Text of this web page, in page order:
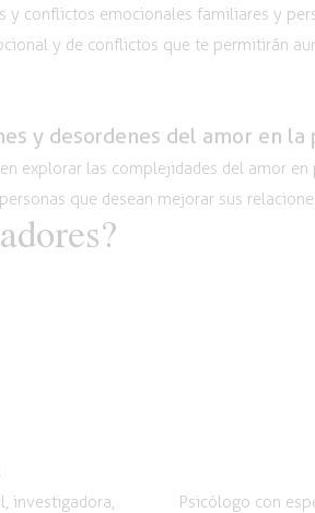
y conflictos emocionales familiares y
y de conflictos que te permitirán
y desordenes del amor en la
explorar las complejidades del amor
personas que desean mejorar sus
investigadora,
Psicólogo con